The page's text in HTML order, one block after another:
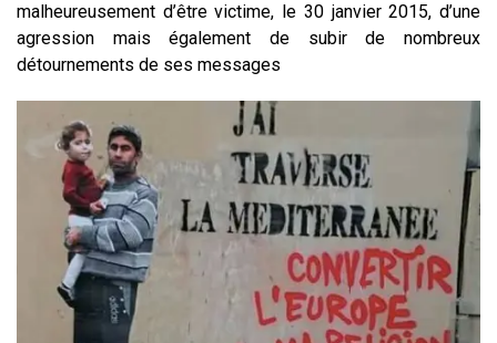
malheureusement d’être victime, le 30 janvier 2015, d’une
agression mais également de subir de nombreux
détournements de ses messages